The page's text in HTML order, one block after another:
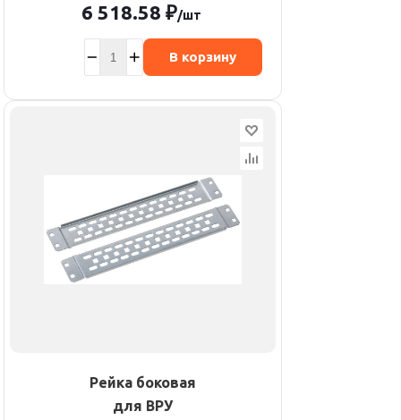
6 518.58 ₽/шт
В корзину
Рейка боковая
для ВРУ